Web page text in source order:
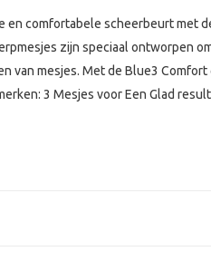
en comfortabele scheerbeurt met
zijn speciaal ontworpen
van mesjes. Met de Blue3 Comfort
3 Mesjes voor Een Glad